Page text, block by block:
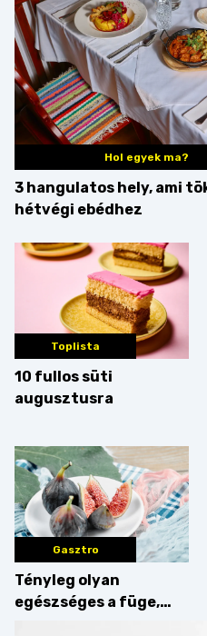
Hol egyek ma?
3 hangulatos hely, ami
hétvégi ebédhez
Toplista
10 fullos süti
augusztusra
Gasztro
Tényleg olyan
egészséges a füge,